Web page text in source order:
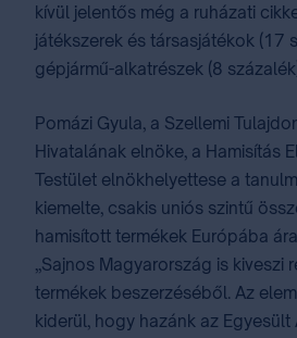
kívül jelentős még a ruházati
játékszerek és társasjátékok (17
gépjármű-alkatrészek (8
Pomázi Gyula, a Szellemi
Hivatalának elnöke, a Hamisítás
Testület elnökhelyettese a
kiemelte, csakis uniós szintű
hamisított termékek Európába
„Sajnos Magyarország is kiveszi
termékek beszerzéséből. Az
kiderül, hogy hazánk az Egyesült